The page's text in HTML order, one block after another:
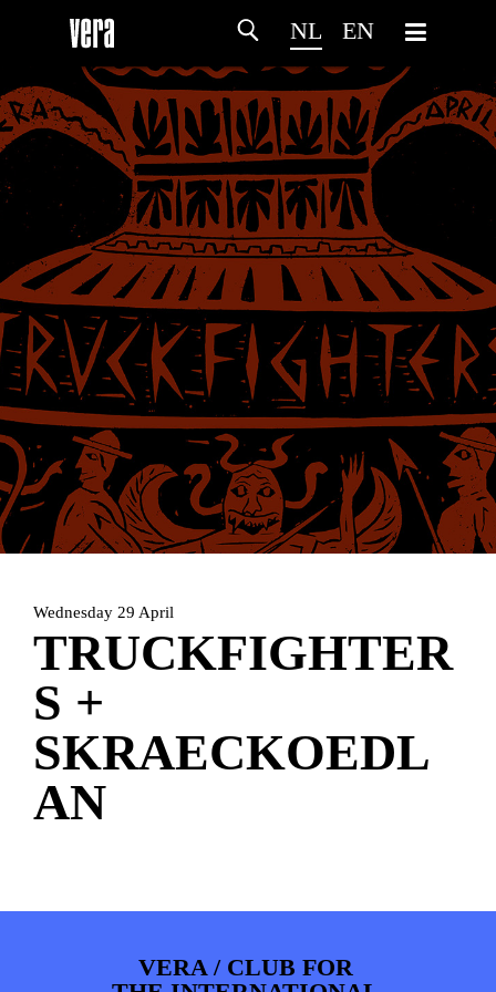
NL EN
HOMEPROGRAMMA
INFOWEBSHOPMIJN TICKETS
Wednesday 29 April
TRUCKFIGHTER
S +
SKRAECKOEDL
AN
VERA / CLUB FOR